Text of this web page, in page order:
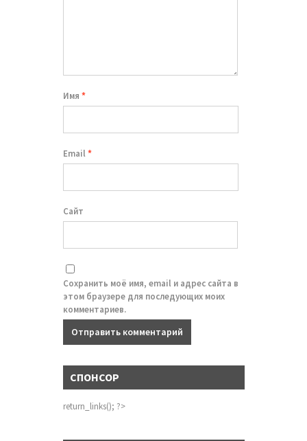
Имя *
Email*
Сайт
Сохранить моё имя, email и адрес сайта в
этом браузере для последующих моих
комментариев.
СПОНСОР
return_links(); ?>